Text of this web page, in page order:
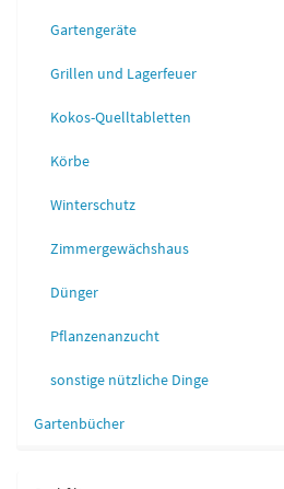
Gartengeräte
Grillen und Lagerfeuer
Kokos-Quelltabletten
Körbe
Winterschutz
Zimmergewächshaus
Dünger
Pflanzenanzucht
sonstige nützliche Dinge
Gartenbücher